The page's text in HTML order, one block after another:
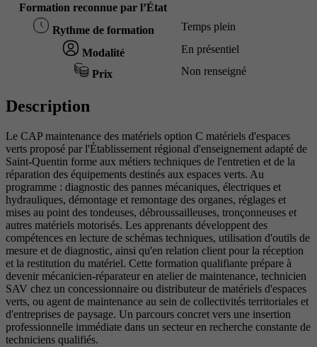
Formation reconnue par l’État
Rythme de formation Temps plein
Modalité En présentiel
Prix Non renseigné
Description
Le CAP maintenance des matériels option C matériels d'espaces
verts proposé par l'Établissement régional d'enseignement adapté de
Saint-Quentin forme aux métiers techniques de l'entretien et de la
réparation des équipements destinés aux espaces verts. Au
programme : diagnostic des pannes mécaniques, électriques et
hydrauliques, démontage et remontage des organes, réglages et
mises au point des tondeuses, débroussailleuses, tronçonneuses et
autres matériels motorisés. Les apprenants développent des
compétences en lecture de schémas techniques, utilisation d'outils de
mesure et de diagnostic, ainsi qu'en relation client pour la réception
et la restitution du matériel. Cette formation qualifiante prépare à
devenir mécanicien-réparateur en atelier de maintenance, technicien
SAV chez un concessionnaire ou distributeur de matériels d'espaces
verts, ou agent de maintenance au sein de collectivités territoriales et
d'entreprises de paysage. Un parcours concret vers une insertion
professionnelle immédiate dans un secteur en recherche constante de
techniciens qualifiés.